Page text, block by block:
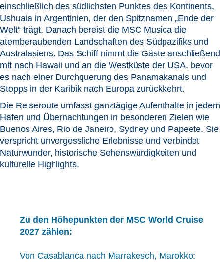
einschließlich des südlichsten Punktes des Kontinents,
Ushuaia in Argentinien, der den Spitznamen „Ende der
Welt“ trägt. Danach bereist die MSC Musica die
atemberaubenden Landschaften des Südpazifiks und
Australasiens. Das Schiff nimmt die Gäste anschließend
mit nach Hawaii und an die Westküste der USA, bevor
es nach einer Durchquerung des Panamakanals und
Stopps in der Karibik nach Europa zurückkehrt.
Die Reiseroute umfasst ganztägige Aufenthalte in jedem
Hafen und Übernachtungen in besonderen Zielen wie
Buenos Aires, Rio de Janeiro, Sydney und Papeete. Sie
verspricht unvergessliche Erlebnisse und verbindet
Naturwunder, historische Sehenswürdigkeiten und
kulturelle Highlights.
Zu den Höhepunkten der MSC World Cruise
2027 zählen:
Von Casablanca nach Marrakesch, Marokko: